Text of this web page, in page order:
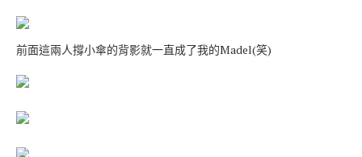
前面這兩人撐小傘的背影就一直成了我的Madel(笑)